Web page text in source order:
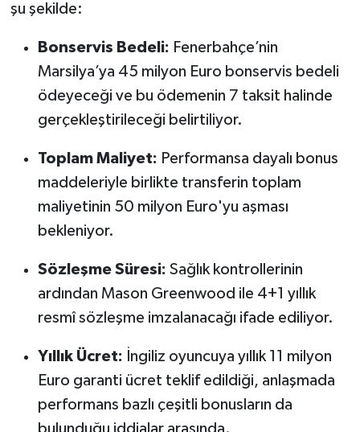
şu şekilde:
Bonservis Bedeli: Fenerbahçe’nin
Marsilya’ya 45 milyon Euro bonservis bedeli
ödeyeceği ve bu ödemenin 7 taksit halinde
gerçekleştirileceği belirtiliyor.
Toplam Maliyet: Performansa dayalı bonus
maddeleriyle birlikte transferin toplam
maliyetinin 50 milyon Euro'yu aşması
bekleniyor.
Sözleşme Süresi: Sağlık kontrollerinin
ardından Mason Greenwood ile 4+1 yıllık
resmî sözleşme imzalanacağı ifade ediliyor.
Yıllık Ücret: İngiliz oyuncuya yıllık 11 milyon
Euro garanti ücret teklif edildiği, anlaşmada
performans bazlı çeşitli bonusların da